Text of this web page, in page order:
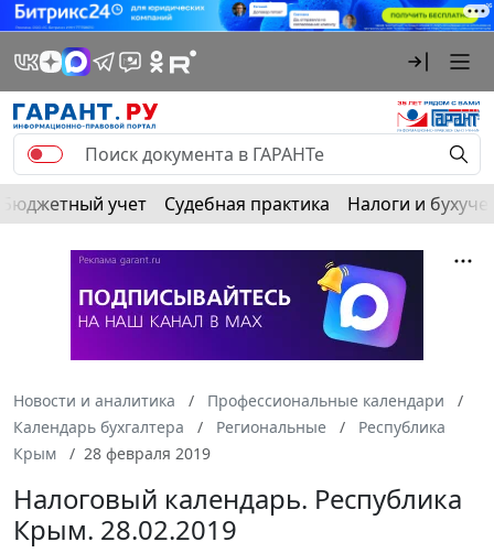
Бюджетный учет Судебная практика Налоги и
Новости и аналитика
Профессиональные календари
Календарь бухгалтера
Региональные
Республика
Крым
28 февраля 2019
Налоговый календарь. Республика
Крым. 28.02.2019